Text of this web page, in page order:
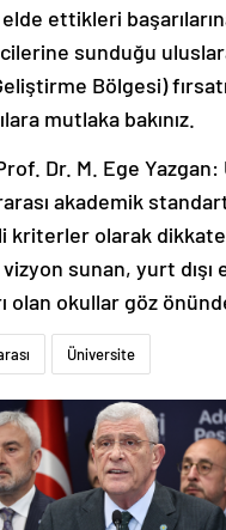
ettikleri
sunduğu
Bölgesi)
mutlaka bakınız.
Dr. M. Ege
akademik
olarak dikkate
sunan, yurt
olan okullar göz
Üniversite